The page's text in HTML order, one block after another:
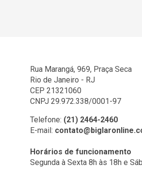
BIG LAR (1)
BOMBRIL (2)
BOTAFOGO (3)
BRASILIT (1)
BRONZEARTE (4)
CERAL (35)
CLINCK COMERCIO DE
Rua Marangá, 969, Praça Seca
Rio de Janeiro - RJ
CEP 21321060
CNPJ 29.972.338/0001-97
Telefone: (21) 2464-2460
E-mail:
Horários de funcionamento
Segunda à Sexta 8h às 18h e